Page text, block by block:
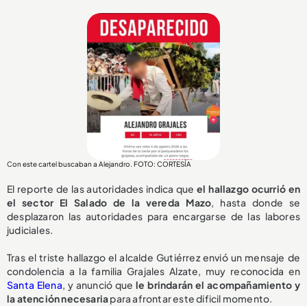
Con este cartel buscaban a Alejandro. FOTO: CORTESÍA
El reporte de las autoridades indica queel hallazgo ocurrió en
el sector El Salado de la vereda Mazo, hasta donde se
desplazaron las autoridades para encargarse de las labores
judiciales.
Tras el triste hallazgo el alcalde Gutiérrez envió un mensaje de
condolencia a la familia Grajales Alzate, muy reconocida en
Santa Elena, y anunció quele brindarán el acompañamiento y
la atención necesariapara afrontar este dificil momento.